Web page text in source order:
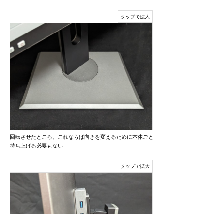
回転させたところ。これならば向きを変えるために本体ごと
持ち上げる必要もない